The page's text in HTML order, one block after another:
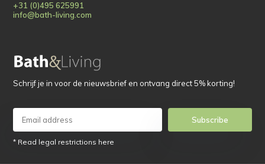
+31 (0)495 625991
info@bath-living.com
Schrijf je in voor de nieuwsbrief en ontvang direct 5% korting!
Subscribe
* Read legal restrictions here